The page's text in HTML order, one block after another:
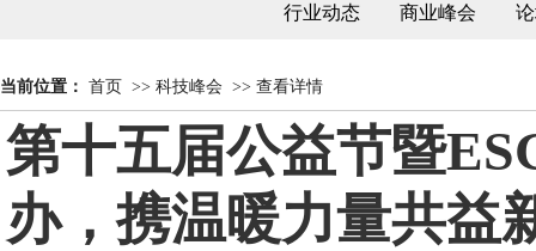
行业动态 商业峰会
当前位置： 首页 >> 科技峰会 >> 查看详情
第十五届公益节暨
办，携温暖力量共益